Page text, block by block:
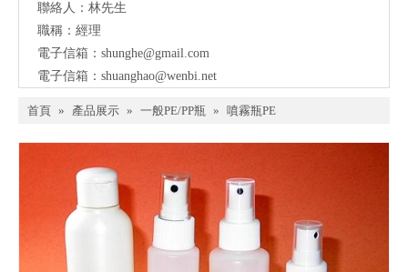
聯絡人：林先生
職稱：經理
電子信箱： shunghe@gmail.com
電子信箱： shuanghao@wenbi.net
首頁 » 產品展示 » 一般PE/PP瓶 » 噴霧瓶PE